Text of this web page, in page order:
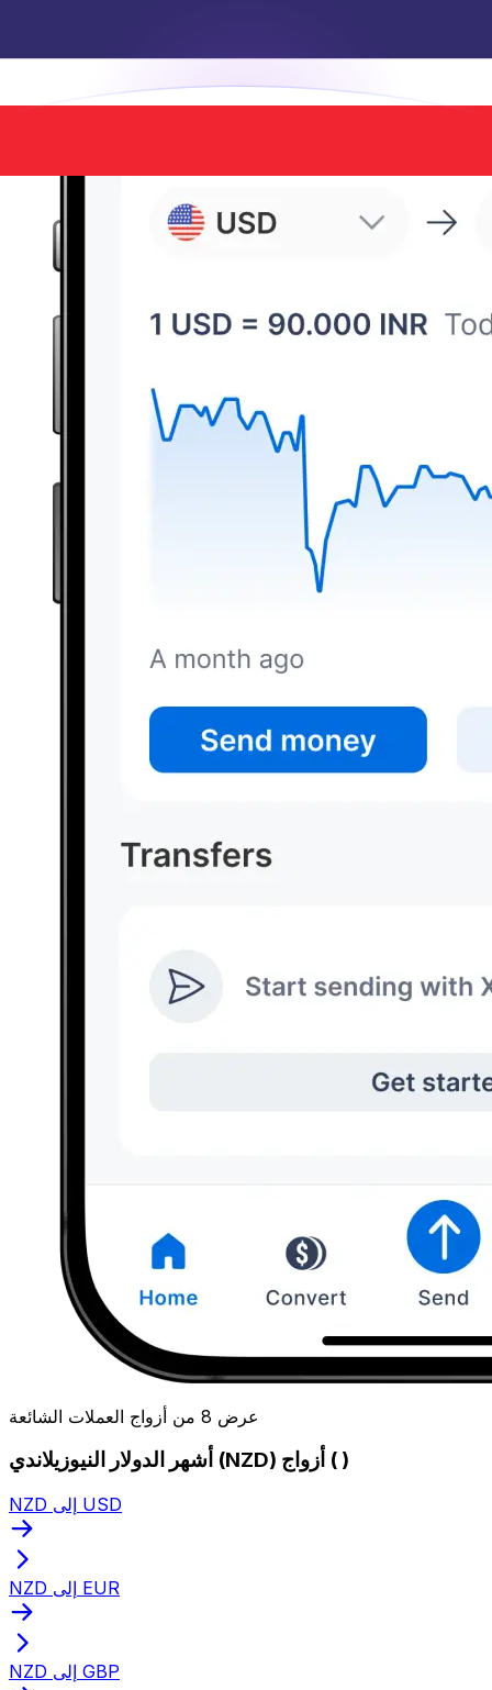
عرض 8 من أزواج العملات الشائعة
أشهر الدولار النيوزيلاندي (NZD) أزواج ( )
NZD إلى USD
NZD إلى EUR
NZD إلى GBP